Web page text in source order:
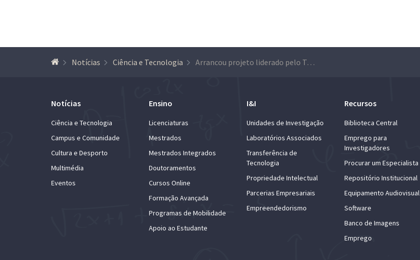
Notícias Ciência e Tecnologia Arrancou projeto liderado pelo Técnico que procura um futuro mais saudável dos oceanos
Notícias
Ciência e Tecnologia
Campus e Comunidade
Cultura e Desporto
Multimédia
Eventos
Ensino
Licenciaturas
Mestrados
Mestrados Integrados
Doutoramentos
Cursos Online
Formação Avançada
Programas de Mobilidade
Apoio ao Estudante
I&I
Unidades de Investigação
Laboratórios Associados
Transferência de
Tecnologia
Propriedade Intelectual
Parcerias Empresariais
Empreendedorismo
Recursos
Biblioteca Central
Emprego para
Investigadores
Procurar um Especialista
Repositório Institucional
Equipamento Audiovisual
Software
Banco de Imagens
Emprego